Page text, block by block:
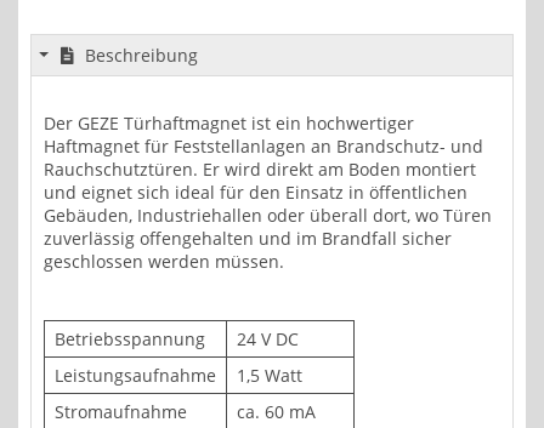
Beschreibung
Der GEZE Türhaftmagnet ist ein hochwertiger
Haftmagnet für Feststellanlagen an Brandschutz- und
Rauchschutztüren. Er wird direkt am Boden montiert
und eignet sich ideal für den Einsatz in öffentlichen
Gebäuden, Industriehallen oder überall dort, wo Türen
zuverlässig offengehalten und im Brandfall sicher
geschlossen werden müssen.
Betriebsspannung
24 V DC
Leistungsaufnahme
1,5 Watt
Stromaufnahme
ca. 60 mA